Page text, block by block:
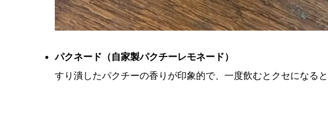
パクネード（自家製パクチーレモネード）
すり潰したパクチーの香りが印象的で、一度飲むとクセになると